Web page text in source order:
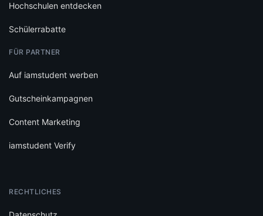
Hochschulen entdecken
Schülerrabatte
FÜR PARTNER
Auf iamstudent werben
Gutscheinkampagnen
Content Marketing
iamstudent Verify
RECHTLICHES